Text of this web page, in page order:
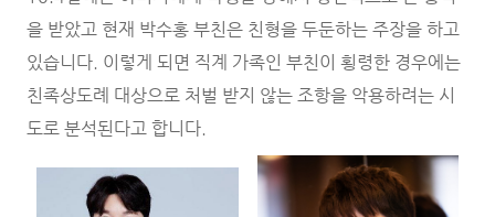
을 받았고 현재 박수홍 부친은 친형을 두둔하는 주장을 하고
있습니다. 이렇게 되면 직계 가족인 부친이 횡령한 경우에는
친족상도례 대상으로 처벌 받지 않는 조항을 악용하려는 시
도로 분석된다고 합니다.